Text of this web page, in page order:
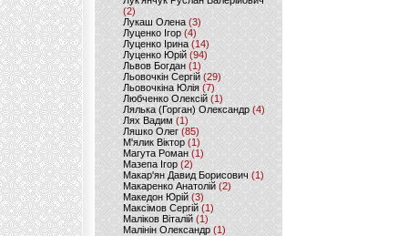
(2)
Лукаш Олена (3)
Луценко Ігор (4)
Луценко Ірина (14)
Луценко Юрій (94)
Львов Богдан (1)
Льовочкін Сергій (29)
Льовочкіна Юлія(7)
Любченко Олексій(1)
Лялька (Горган) Олександр(4)
Лях Вадим (1)
Ляшко Олег (85)
М'ялик Віктор(1)
Магута Роман(1)
Мазепа Ігор (2)
Макар'ян Давид Борисович(1)
Макаренко Анатолій (2)
Македон Юрій(3)
Максімов Сергій (1)
Маліков Віталій (1)
Малінін Олександр (1)